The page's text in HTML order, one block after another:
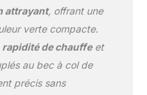
et rapide votre
presse française et
aliment
de l'eau
Zone d'ébullition
attrayant, offrant une
verte compacte.
rapidité de chauffeet
au bec à col de
précis sans